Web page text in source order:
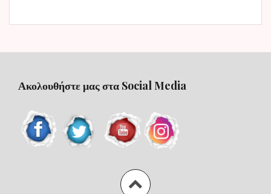
Ακολουθήστε μας στα Social Media